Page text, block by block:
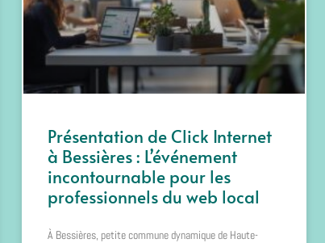
Présentation de Click Internet
à Bessières : L’événement
incontournable pour les
professionnels du web local
À Bessières, petite commune dynamique de Haute-